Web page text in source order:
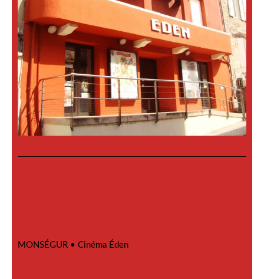
MONSÉGUR • Cinéma Éden